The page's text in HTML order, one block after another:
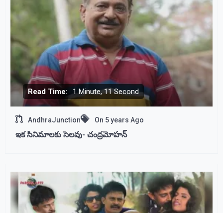
Read Time: 1 Minute, 11 Second
AndhraJunction On 5 years Ago
ఇక సినిమాలకు సెలవు- చంద్రమోహన్